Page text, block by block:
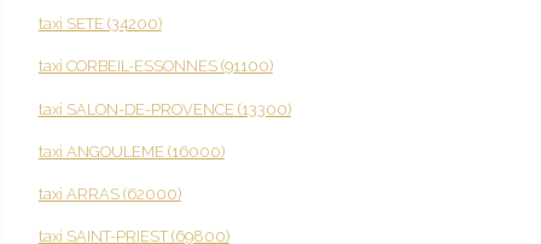
taxi SETE (34200)
taxi CORBEIL-ESSONNES (91100)
taxi SALON-DE-PROVENCE (13300)
taxi ANGOULEME (16000)
taxi ARRAS (62000)
taxi SAINT-PRIEST (69800)